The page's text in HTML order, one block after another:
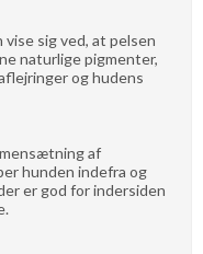
sig ved, at pelsen
naturlige pigmenter,
og hudens
af
hunden indefra og
er god for indersiden